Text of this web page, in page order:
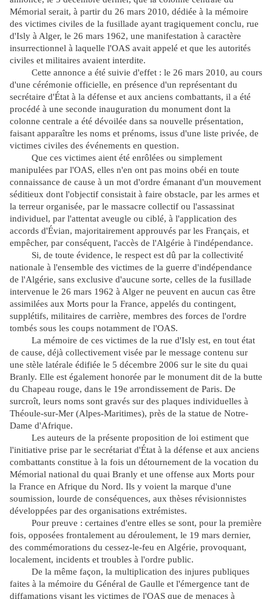
Mémorial serait, à partir du 26 mars 2010, dédiée à la mémoire
des victimes civiles de la fusillade ayant tragiquement conclu, rue
d'Isly à Alger, le 26 mars 1962, une manifestation à caractère
insurrectionnel à laquelle l'OAS avait appelé et que les autorités
civiles et militaires avaient interdite.
Cette annonce a été suivie d'effet : le 26 mars 2010, au cours
d'une cérémonie officielle, en présence d'un représentant du
secrétaire d'État à la défense et aux anciens combattants, il a été
procédé à une seconde inauguration du monument dont la
colonne centrale a été dévoilée dans sa nouvelle présentation,
faisant apparaître les noms et prénoms, issus d'une liste privée, de
victimes civiles des événements en question.
Que ces victimes aient été enrôlées ou simplement
manipulées par l'OAS, elles n'en ont pas moins obéi en toute
connaissance de cause à un mot d'ordre émanant d'un mouvement
séditieux dont l'objectif consistait à faire obstacle, par les armes et
la terreur organisée, par le massacre collectif ou l'assassinat
individuel, par l'attentat aveugle ou ciblé, à l'application des
accords d'Évian, majoritairement approuvés par les Français, et
empêcher, par conséquent, l'accès de l'Algérie à l'indépendance.
Si, de toute évidence, le respect est dû par la collectivité
nationale à l'ensemble des victimes de la guerre d'indépendance
de l'Algérie, sans exclusive d'aucune sorte, celles de la fusillade
intervenue le 26 mars 1962 à Alger ne peuvent en aucun cas être
assimilées aux Morts pour la France, appelés du contingent,
supplétifs, militaires de carrière, membres des forces de l'ordre
tombés sous les coups notamment de l'OAS.
La mémoire de ces victimes de la rue d'Isly est, en tout état
de cause, déjà collectivement visée par le message contenu sur
une stèle latérale édifiée le 5 décembre 2006 sur le site du quai
Branly. Elle est également honorée par le monument dit de la butte
du Chapeau rouge, dans le 19e arrondissement de Paris. De
surcroît, leurs noms sont gravés sur des plaques individuelles à
Théoule-sur-Mer (Alpes-Maritimes), près de la statue de Notre-
Dame d'Afrique.
Les auteurs de la présente proposition de loi estiment que
l'initiative prise par le secrétariat d'État à la défense et aux anciens
combattants constitue à la fois un détournement de la vocation du
Mémorial national du quai Branly et une offense aux Morts pour
la France en Afrique du Nord. Ils y voient la marque d'une
soumission, lourde de conséquences, aux thèses révisionnistes
développées par des organisations extrémistes.
Pour preuve : certaines d'entre elles se sont, pour la première
fois, opposées frontalement au déroulement, le 19 mars dernier,
des commémorations du cessez-le-feu en Algérie, provoquant,
localement, incidents et troubles à l'ordre public.
De la même façon, la multiplication des injures publiques
faites à la mémoire du Général de Gaulle et l'émergence tant de
diffamations visant les victimes de l'OAS que de menaces à